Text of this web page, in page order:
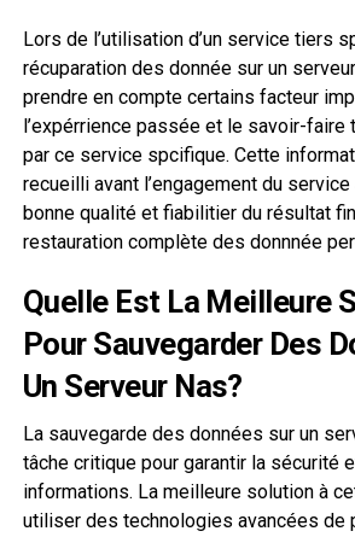
Lors de l’utilisation d’un service tiers
récuparation des donnée sur un
prendre en compte certains facteur
l’expérrience passée et le savoir-
par ce service spcifique. Cette
recueilli avant l’engagement du
bonne qualité et fiabilitier du résultat
restauration complète des donnnée
Quelle Est La Meilleure
Pour Sauvegarder Des
Un Serveur Nas?
La sauvegarde des données sur un
tâche critique pour garantir la sécurité
informations. La meilleure solution à
utiliser des technologies avancées de